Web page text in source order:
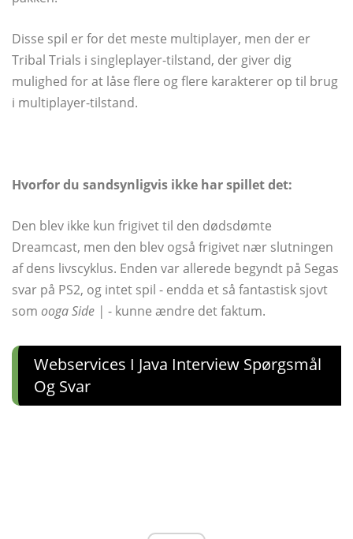
Disse spil er for det meste multiplayer, men der er
Tribal Trials i singleplayer-tilstand, der giver dig
mulighed for at låse flere og flere karakterer op til brug
i multiplayer-tilstand.
Hvorfor du sandsynligvis ikke har spillet det:
Den blev ikke kun frigivet til den dødsdømte
Dreamcast, men den blev også frigivet nær slutningen
af ​​dens livscyklus. Enden var allerede begyndt på Segas
svar på PS2, og intet spil - endda et så fantastisk sjovt
som ooga Side | - kunne ændre det faktum.
Webservices I Java Interview Spørgsmål
Og Svar